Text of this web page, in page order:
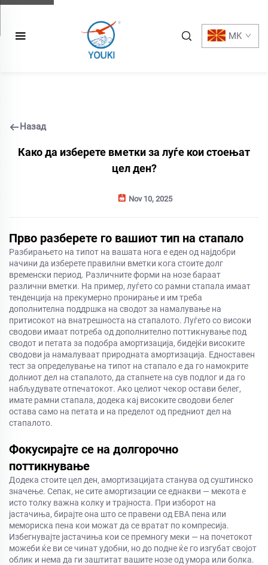
MK
Назад
Како да изберете вметки за луѓе кои стоењат
цел ден?
Nov 10, 2025
Прво разберете го вашиот тип на стапало
Разбирањето на типот на вашата нога е еден од најдобри
начини да изберете правилни вметки кога стоите долг
временски период. Различните форми на нозе бараат
различни вметки. На пример, луѓето со рамни стапала имаат
тенденција на прекумерно пронирање и им треба
дополнителна поддршка на сводот за намалување на
притисокот на внатрешноста на стапалото. Луѓето со високи
сводови имаат потреба од дополнително поттикнување под
сводот и петата за подобра амортизација, бидејќи високите
сводови ја намалуваат природната амортизација. Едноставен
тест за определување на типот на стапало е да го намокрите
долниот дел на стапалото, да стапнете на сув подлог и да го
набљудувате отпечатокот. Ако целиот чекор остави белег,
имате рамни стапала, додека кај високите сводови белег
остава само на петата и на пределот од предниот дел на
стапалото.
Фокусирајте се на долгорочно
поттикнување
Додека стоите цел ден, амортизацијата станува од суштинско
значење. Сепак, не сите амортизации се еднакви — мекота е
исто толку важна колку и трајноста. При изборот на
јастачиња, бирајте она што се правени од ЕВА пена или
мемориска пена кои можат да се вратат по компресија.
Избегнувајте јастачиња кои се премногу меки — на почетокот
можеби ќе ви се чинат удобни, но до подне ќе го изгубат својот
облик и нема да ги заштитат вашите нозе од умора или болка.